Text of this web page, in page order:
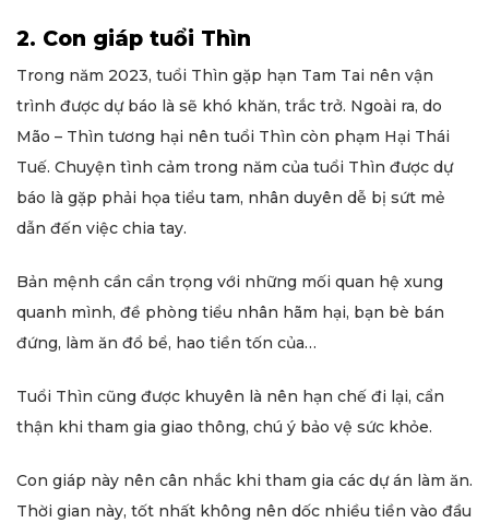
2. Con giáp tuổi Thìn
Trong năm 2023, tuổi Thìn gặp hạn Tam Tai nên vận
trình được dự báo là sẽ khó khăn, trắc trở. Ngoài ra, do
Mão – Thìn tương hại nên tuổi Thìn còn phạm Hại Thái
Tuế. Chuyện tình cảm trong năm của tuổi Thìn được dự
báo là gặp phải họa tiểu tam, nhân duyên dễ bị sứt mẻ
dẫn đến việc chia tay.
Bản mệnh cần cẩn trọng với những mối quan hệ xung
quanh mình, đề phòng tiểu nhân hãm hại, bạn bè bán
đứng, làm ăn đổ bể, hao tiền tốn của…
Tuổi Thìn cũng được khuyên là nên hạn chế đi lại, cẩn
thận khi tham gia giao thông, chú ý bảo vệ sức khỏe.
Con giáp này nên cân nhắc khi tham gia các dự án làm ăn.
Thời gian này, tốt nhất không nên dốc nhiều tiền vào đầu